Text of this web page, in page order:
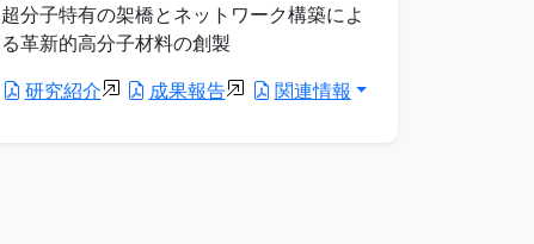
超分子特有の架橋とネットワーク構築によ
る革新的高分子材料の創製
研究紹介
成果報告 関連情報